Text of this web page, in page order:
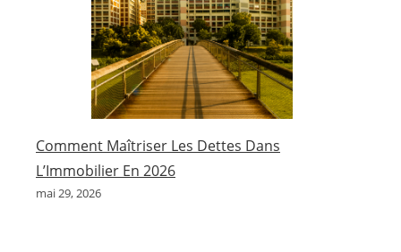
Comment Maîtriser Les Dettes Dans
L’Immobilier En 2026
mai 29, 2026